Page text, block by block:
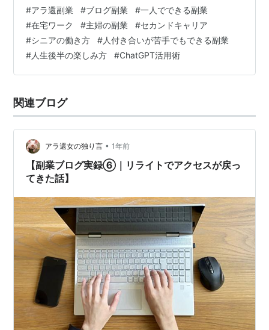
てる？」と立ち止まる時間が増えました。 誰かに見せる
前に、まずは自分と向き合う作業。 これは、働いている
だけでは得られなかった“自分の声を聴く時間”でした。
② 小さな達成感が積み重なった 最初の収益、最初の
PV100超え、初めてのコメントやブックマーク。 どれも
#アラ還副業 #ブログ副業 #一人でできる副業
#在宅ワーク #主婦の副業 #セカンドキャリア
#シニアの働き方 #人付き合いが苦手でもできる副業
#人生後半の楽しみ方 #ChatGPT活用術
関連ブログ
アラ還女の独り言 • 1年前
【副業ブログ実録⑥｜リライトでアクセスが戻っ
てきた話】